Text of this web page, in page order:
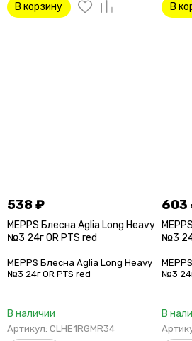
В корзину В
538₽
MEPPS Блесна Aglia Long Heavy
№3 24г OR PTS red
MEPPS Блесна Aglia Long Heavy
№3 24г OR PTS red
В наличии
Артикул: CLHE1RGMR34
603
№3
№3
В